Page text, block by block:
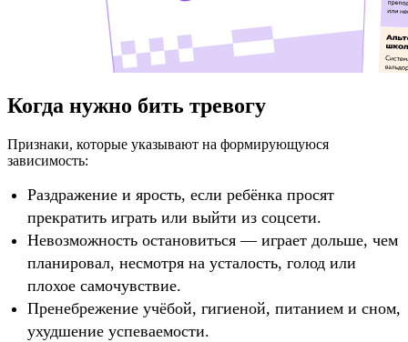
Когда нужно бить тревогу
Признаки, которые указывают на формирующуюся
зависимость:
Раздражение и ярость, если ребёнка просят
прекратить играть или выйти из соцсети.
Невозможность остановиться — играет дольше, чем
планировал, несмотря на усталость, голод или
плохое самочувствие.
Пренебрежение учёбой, гигиеной, питанием и сном,
ухудшение успеваемости.